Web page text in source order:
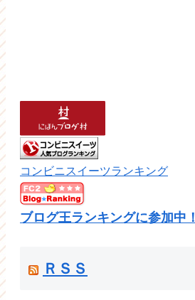
コンビニスイーツランキング
ブログ王ランキングに参加中！
ＲＳＳ